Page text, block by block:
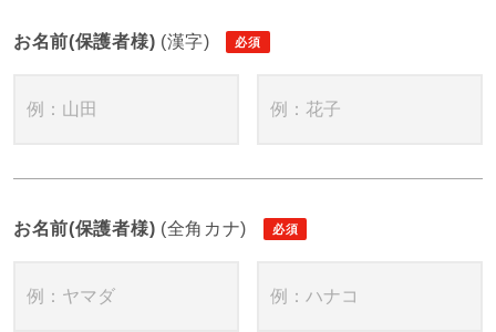
お名前(保護者様) (漢字)
お名前(保護者様) (全角カナ)